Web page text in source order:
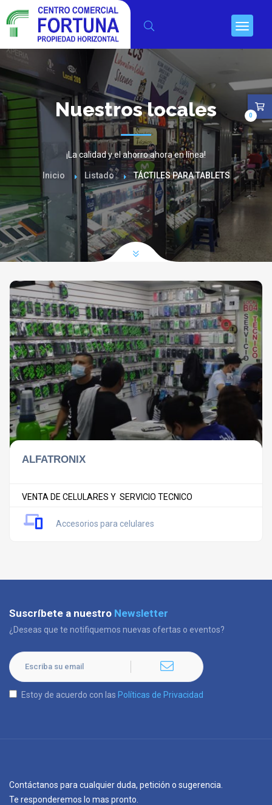
Nuestros locales
¡La calidad y el ahorro ahora en línea!
Inicio Listado TÁCTILES PARA TABLETS
ALFATRONIX
VENTA DE CELULARES Y SERVICIO TECNICO
Accesorios para celulares
0
Suscríbete a nuestro Newsletter
¿Deseas que te notifiquemos nuevas ofertas o eventos?
Estoy de acuerdo con las Políticas de Privacidad
Contáctanos para cualquier duda, petición o sugerencia.
Te responderemos lo mas pronto.